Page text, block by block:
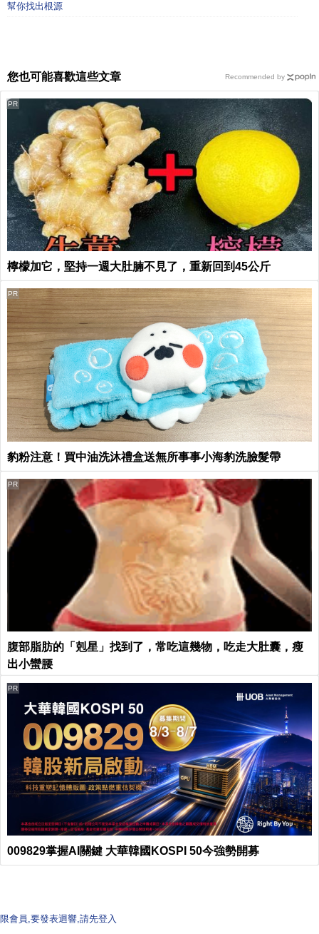
幫你找出根源
您也可能喜歡這些文章
檸檬加它，堅持一週大肚腩不見了，重新回到45公斤
PR
豹粉注意！買中油洗沐禮盒送無所事事小海豹洗臉髮帶
PR
腹部脂肪的「剋星」找到了，常吃這幾物，吃走大肚囊，瘦
出小蠻腰
PR
009829掌握AI關鍵 大華韓國KOSPI 50今強勢開募
PR
Recommended by
限會員,要發表迴響,請先登入